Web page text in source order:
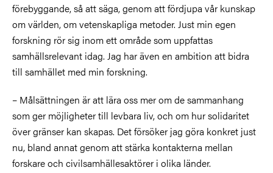
förebyggande, så att säga, genom att fördjupa vår kunskap
om världen, om vetenskapliga metoder. Just min egen
forskning rör sig inom ett område som uppfattas
samhällsrelevant idag. Jag har även en ambition att bidra
till samhället med min forskning.
– Målsättningen är att lära oss mer om de sammanhang
som ger möjligheter till levbara liv, och om hur solidaritet
över gränser kan skapas. Det försöker jag göra konkret just
nu, bland annat genom att stärka kontakterna mellan
forskare och civilsamhällesaktörer i olika länder.